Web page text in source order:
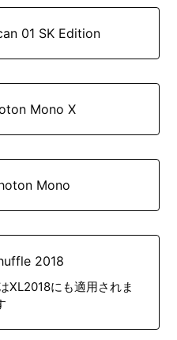
01 SK Edition
Mono X
Mono
2018
XL2018にも適用されま